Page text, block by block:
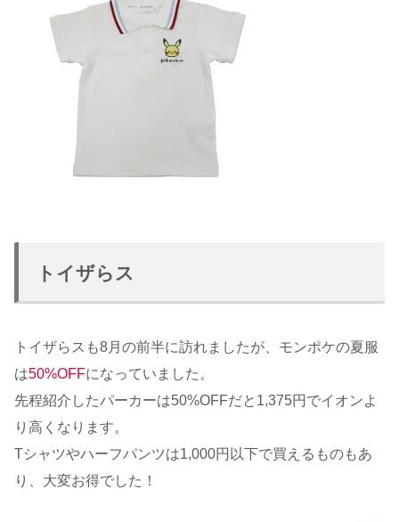
トイザらス
トイザらスも8月の前半に訪れましたが、モンポケの夏服
は50%OFFになっていました。
先程紹介したパーカーは50%OFFだと1,375円でイオンよ
り高くなります。
Tシャツやハーフパンツは1,000円以下で買えるものもあ
り、大変お得でした！